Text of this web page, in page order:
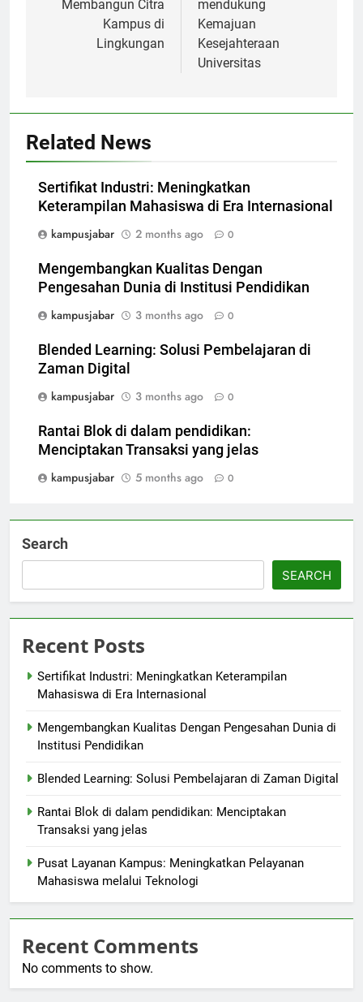
Membangun Citra
Kampus di
Lingkungan
mendukung
Kemajuan
Kesejahteraan
Universitas
Related News
Sertifikat Industri: Meningkatkan
Keterampilan Mahasiswa di Era Internasional
kampusjabar
2 months ago 0
Mengembangkan Kualitas Dengan
Pengesahan Dunia di Institusi Pendidikan
kampusjabar
3 months ago 0
Blended Learning: Solusi Pembelajaran di
Zaman Digital
kampusjabar
3 months ago 0
Rantai Blok di dalam pendidikan:
Menciptakan Transaksi yang jelas
kampusjabar
5 months ago 0
Search
SEARCH
Recent Posts
Sertifikat Industri: Meningkatkan Keterampilan
Mahasiswa di Era Internasional
Mengembangkan Kualitas Dengan Pengesahan Dunia di
Institusi Pendidikan
Blended Learning: Solusi Pembelajaran di Zaman Digital
Rantai Blok di dalam pendidikan: Menciptakan
Transaksi yang jelas
Pusat Layanan Kampus: Meningkatkan Pelayanan
Mahasiswa melalui Teknologi
Recent Comments
No comments to show.